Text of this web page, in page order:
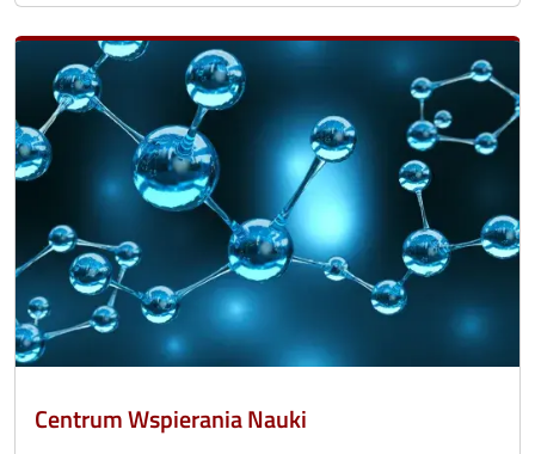
Centrum Wspierania Nauki